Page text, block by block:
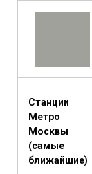
Станции
Метро
Москвы
(самые
ближайшие)